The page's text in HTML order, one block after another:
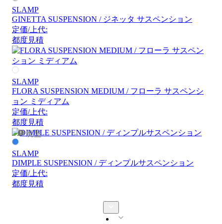
SLAMP
GINETTA SUSPENSION / ジネッタ サスペンション
定価/上代:
都度見積
SLAMP
FLORA SUSPENSION MEDIUM / フローラ サスペンシ
ョン ミディアム
定価/上代:
都度見積
廃盤
SLAMP
DIMPLE SUSPENSION / ディンプルサスペンション
定価/上代:
都度見積